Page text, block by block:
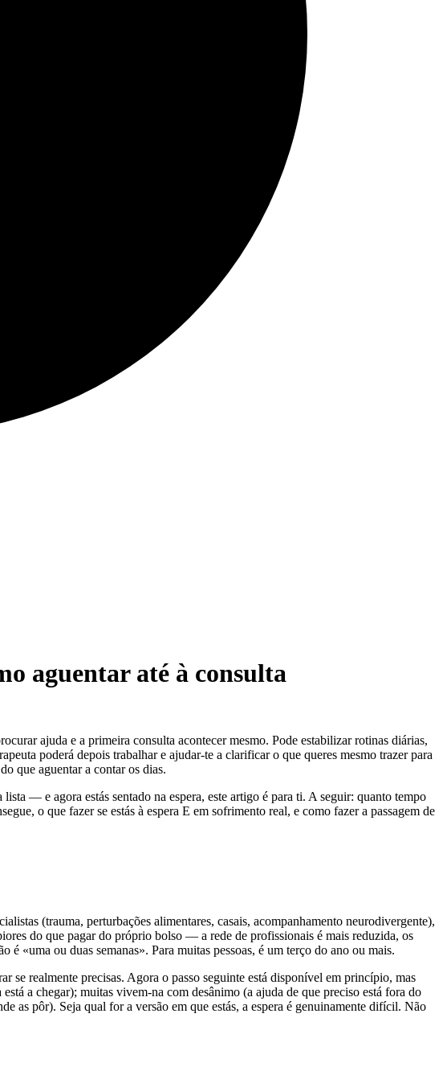
aguentar até à consulta
ajuda e a primeira consulta acontecer mesmo. Pode estabilizar rotinas diárias,
poderá depois trabalhar e ajudar-te a clarificar o que queres mesmo trazer para
que aguentar a contar os dias.
— e agora estás sentado na espera, este artigo é para ti. A seguir: quanto tempo
o que fazer se estás à espera E em sofrimento real, e como fazer a passagem de
(trauma, perturbações alimentares, casais, acompanhamento neurodivergente),
do que pagar do próprio bolso — a rede de profissionais é mais reduzida, os
«uma ou duas semanas». Para muitas pessoas, é um terço do ano ou mais.
se realmente precisas. Agora o passo seguinte está disponível em princípio, mas
a chegar); muitas vivem-na com desânimo (a ajuda de que preciso está fora do
as pôr). Seja qual for a versão em que estás, a espera é genuinamente difícil. Não